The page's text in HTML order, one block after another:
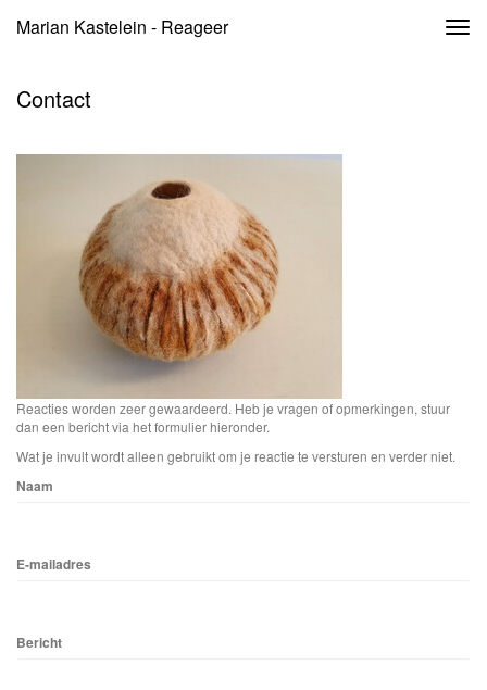
Marian Kastelein - Reageer
Contact
Reacties worden zeer gewaardeerd. Heb je vragen of opmerkingen, stuur
dan een bericht via het formulier hieronder.
Wat je invult wordt alleen gebruikt om je reactie te versturen en verder niet.
Naam
E-mailadres
Bericht